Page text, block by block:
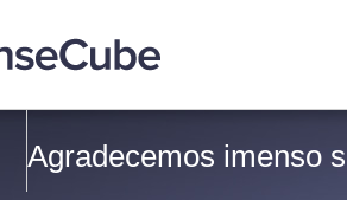
Agradecemos imenso